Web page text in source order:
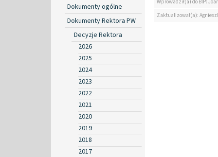
Dokumenty ogólne
Dokumenty Rektora PW
Decyzje Rektora
2026
2025
2024
2023
2022
2021
2020
2019
2018
2017
Wprowadził(a) do BIP:
Zaktualizował(a):